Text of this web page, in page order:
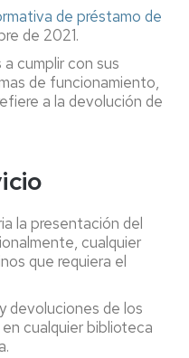
de préstamo de
de 2021.
cumplir con sus
de funcionamiento,
a la devolución de
la presentación del
cualquier
que requiera el
devoluciones de los
cualquier biblioteca